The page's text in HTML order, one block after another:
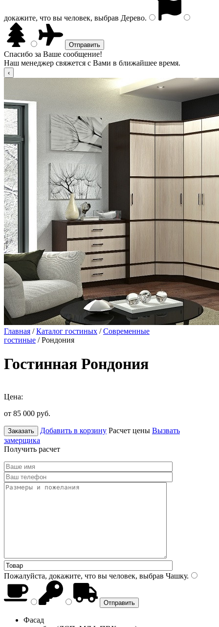
докажите, что вы человек, выбрав Дерево.
Спасибо за Ваше сообщение!
Наш менеджер свяжется с Вами в ближайшее время.
Главная /Каталог гостиных /Современные
гостиные / Рондония
Гостинная Рондония
Цена:
от 85 000 руб.
Заказать Добавить в корзину Расчет цены Вызвать
замерщика
Получить расчет
Пожалуйста, докажите, что вы человек, выбрав Чашку.
Фасад